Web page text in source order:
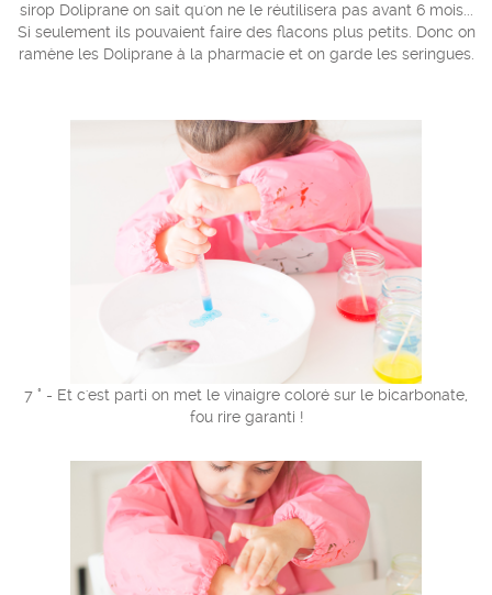
sirop Doliprane on sait qu'on ne le réutilisera pas avant 6 mois...
Si seulement ils pouvaient faire des flacons plus petits. Donc on
ramène les Doliprane à la pharmacie et on garde les seringues.
7 ° - Et c'est parti on met le vinaigre coloré sur le bicarbonate,
fou rire garanti !